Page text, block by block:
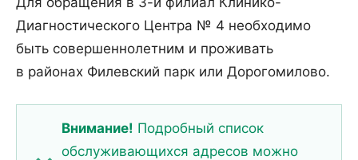
Диагностического Центра № 4 необходимо
быть совершеннолетним и проживать
в районах Филевский парк или Дорогомилово.
Внимание! Подробный список
обслуживающихся адресов можно